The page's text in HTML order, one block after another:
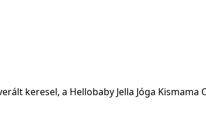
keresel, a Hellobaby Jella Jóga Kismama